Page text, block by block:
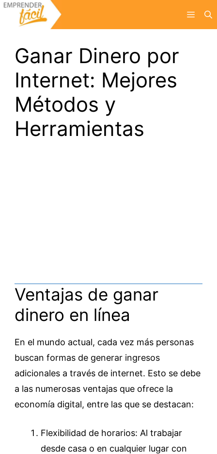
Saltar
Menú
Ganar Dinero por
Internet: Mejores
Métodos y
Herramientas
Ventajas de ganar
dinero en línea
En el mundo actual, cada vez más personas
buscan formas de generar ingresos
adicionales a través de internet. Esto se debe
a las numerosas ventajas que ofrece la
economía digital, entre las que se destacan:
Flexibilidad de horarios: Al trabajar
desde casa o en cualquier lugar con